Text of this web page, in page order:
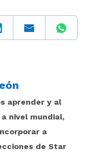
aprender y al
nivel mundial,
a
de Star